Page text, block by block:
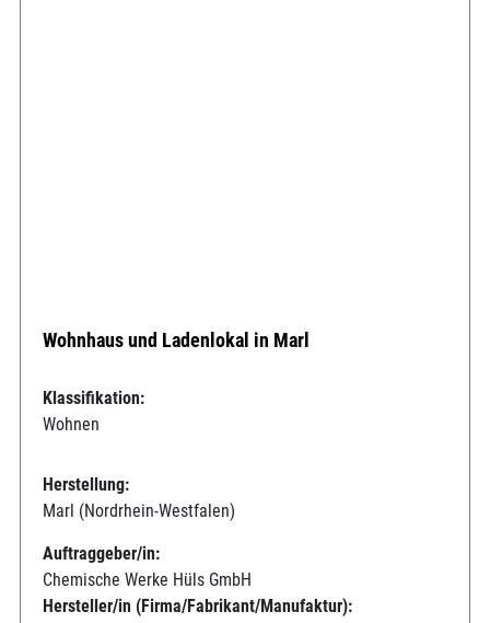
Wohnhaus und Ladenlokal in Marl
Klassifikation:
Wohnen
Herstellung:
Marl (Nordrhein-Westfalen)
Auftraggeber/in:
Chemische Werke Hüls GmbH
Hersteller/in (Firma/Fabrikant/Manufaktur):